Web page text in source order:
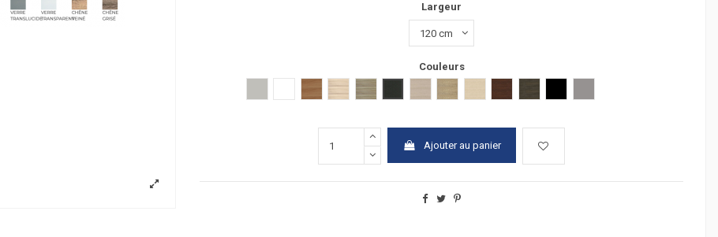
Largeur
Couleurs
poirieracacia clairacacia fonçé
Ajouter au panier